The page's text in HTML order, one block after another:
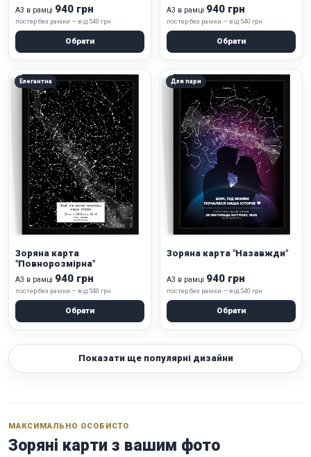
А3 в рамці 940 грн
постер без рамки — від 540 грн
Обрати
А3 в рамці 940 грн
постер без рамки — від 540 грн
Обрати
Елегантна
Зоряна карта
"Повнорозмірна"
А3 в рамці 940 грн
постер без рамки — від 540 грн
Обрати
Для пари
Зоряна карта "Назавжди"
А3 в рамці 940 грн
постер без рамки — від 540 грн
Обрати
Показати ще популярні дизайни
МАКСИМАЛЬНО ОСОБИСТО
Зоряні карти з вашим фото